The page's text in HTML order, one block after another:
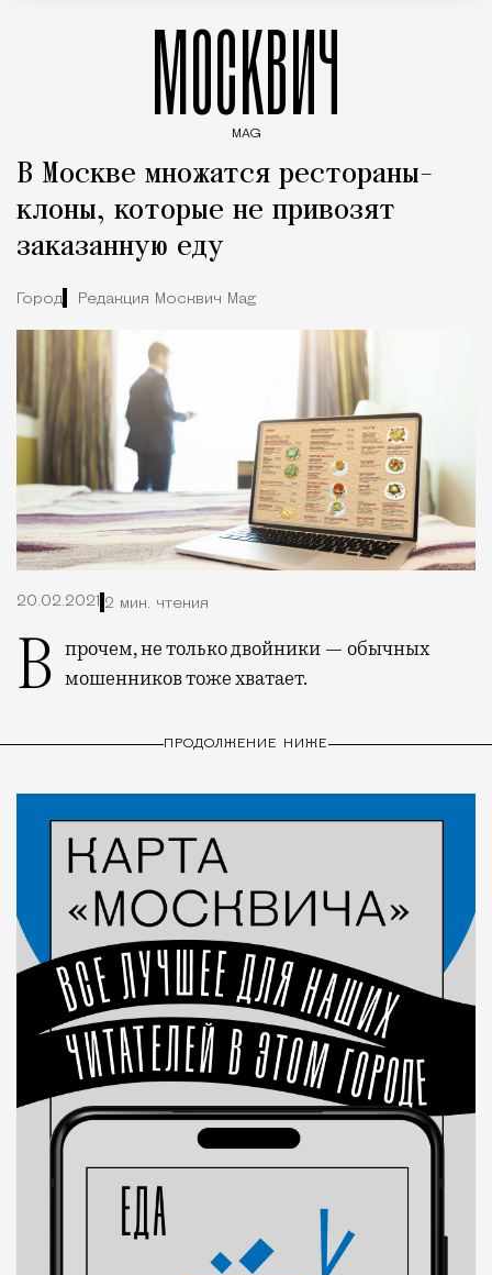
МОСКВИЧ
MAG
В Москве множатся рестораны-
клоны, которые не привозят
заказанную еду
Город Редакция Москвич Mag
20.02.2021 2 мин. чтения
Впрочем, не только двойники — обычных мошенников тоже хватает.
ПРОДОЛЖЕНИЕ НИЖЕ